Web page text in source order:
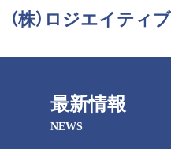
（株）ロジエイティブ
最新情報
NEWS